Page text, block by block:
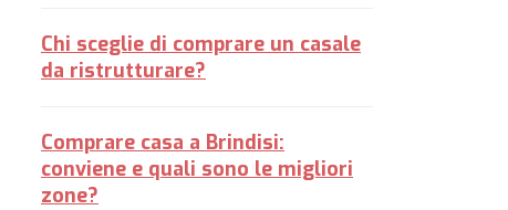
Chi sceglie di comprare un casale
da ristrutturare?
Comprare casa a Brindisi:
conviene e quali sono le migliori
zone?